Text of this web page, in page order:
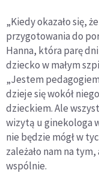
„Kiedy okazało się,
przygotowania do
Hanna, która parę
dziecko w małym
„Jestem
dzieje się wokół
dzieckiem. Ale
wizytą u ginekologa
nie będzie mógł w
zależało nam na
wspólnie.